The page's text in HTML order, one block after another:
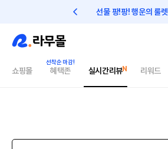
선물 팡!팡! 행운의 룰렛
쇼핑몰 혜택존 실시간리뷰 리워드